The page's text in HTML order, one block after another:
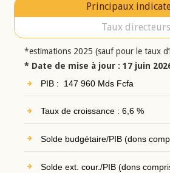
Principaux
Taux directeurs
*estimations 2025 (sauf pour le taux
* Date de mise à jour : 17 juin
PIB : 147 960 Mds Fcfa
Taux de croissance : 6,6 %
Solde budgétaire/PIB (dons
Solde ext. cour./PIB (dons